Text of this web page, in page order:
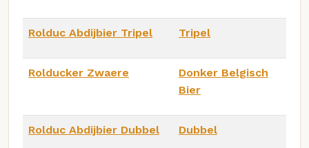
Rolduc Abdijbier Tripel Tripel
Rolducker Zwaere
Donker Belgisch
Bier
Rolduc Abdijbier Dubbel Dubbel